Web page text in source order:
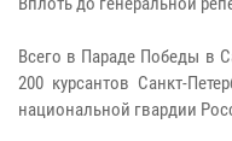
Всего в Параде Победы в
200 курсантов Санкт-
национальной гвардии